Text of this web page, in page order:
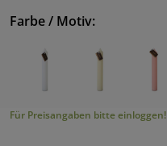
Farbe / Motiv:
Für Preisangaben bitte einloggen!